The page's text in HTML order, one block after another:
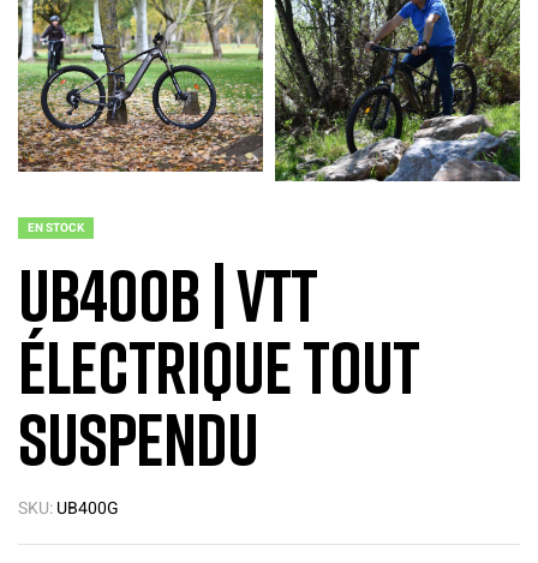
EN STOCK
UB400B | VTT
Électrique Tout
Suspendu
SKU:UB400G